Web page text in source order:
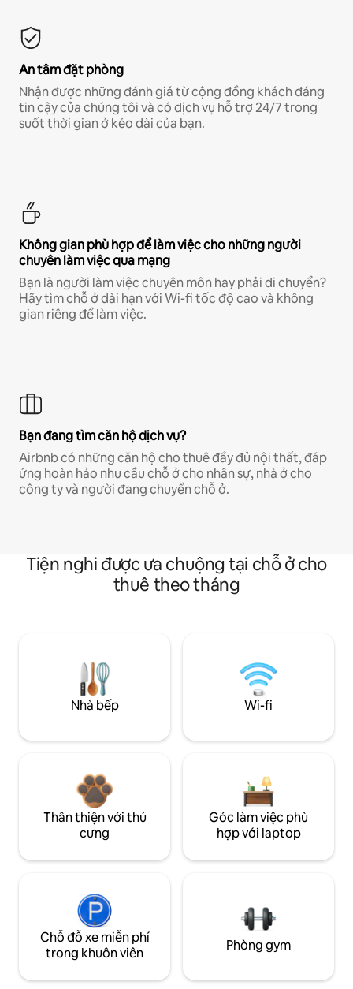
An tâm đặt phòng
Nhận được những đánh giá từ cộng đồng khách đáng
tin cậy của chúng tôi và có dịch vụ hỗ trợ 24/7 trong
suốt thời gian ở kéo dài của bạn.
Không gian phù hợp để làm việc cho những người
chuyên làm việc qua mạng
Bạn là người làm việc chuyên môn hay phải di chuyển?
Hãy tìm chỗ ở dài hạn với Wi-fi tốc độ cao và không
gian riêng để làm việc.
Bạn đang tìm căn hộ dịch vụ?
Airbnb có những căn hộ cho thuê đầy đủ nội thất, đáp
ứng hoàn hảo nhu cầu chỗ ở cho nhân sự, nhà ở cho
công ty và người đang chuyển chỗ ở.
Tiện nghi được ưa chuộng tại chỗ ở cho
thuê theo tháng
Nhà bếp Wi-fi
Thân thiện với thú
cưng
Góc làm việc phù
hợp với laptop
Chỗ đỗ xe miễn phí
trong khuôn viên
Phòng gym